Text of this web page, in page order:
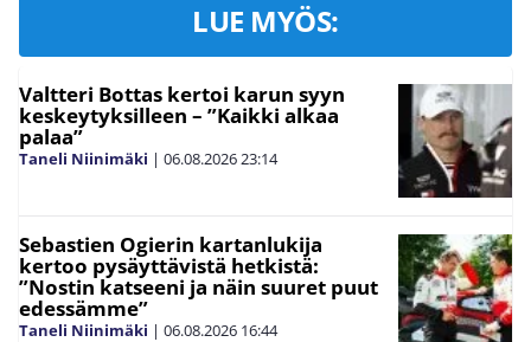
LUE MYÖS:
Valtteri Bottas kertoi karun syyn
keskeytyksilleen – ”Kaikki alkaa
palaa”
Taneli Niinimäki | 06.08.202623:14
Sebastien Ogierin kartanlukija
kertoo pysäyttävistä hetkistä:
”Nostin katseeni ja näin suuret puut
edessämme”
Taneli Niinimäki | 06.08.2026 16:44